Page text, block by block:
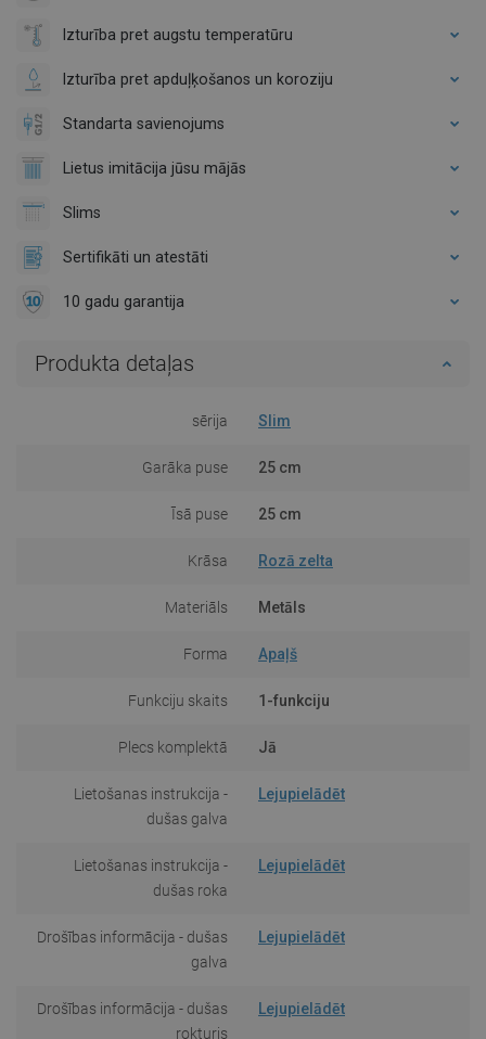
Izturība pret augstu temperatūru
Izturība pret apduļķošanos un koroziju
Standarta savienojums
Lietus imitācija jūsu mājās
Slims
Sertifikāti un atestāti
10 gadu garantija
Produkta detaļas
sērija Slim
Garāka puse 25 cm
Īsā puse 25 cm
Krāsa Rozā zelta
Materiāls Metāls
Forma Apaļš
Funkciju skaits 1-funkciju
Plecs komplektā Jā
Lietošanas instrukcija -
dušas galva
Lejupielādēt
Lietošanas instrukcija -
dušas roka
Lejupielādēt
Drošības informācija - dušas
galva
Lejupielādēt
Drošības informācija - dušas
rokturis
Lejupielādēt